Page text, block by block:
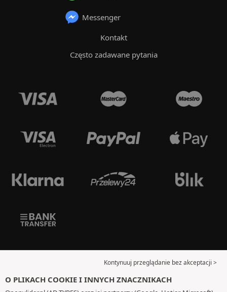
Messenger
Kontakt
Często zadawane pytania
Kontynuuj przeglądanie bez akceptacji >
O PLIKACH COOKIE I INNYCH ZNACZNIKACH